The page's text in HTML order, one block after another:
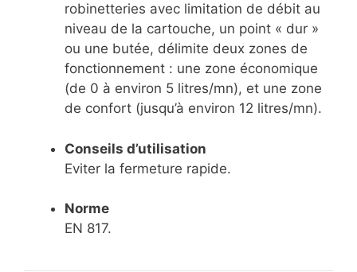
robinetteries avec limitation de débit au
niveau de la cartouche, un point « dur »
ou une butée, délimite deux zones de
fonctionnement : une zone économique
(de 0 à environ 5 litres/mn), et une zone
de confort (jusqu’à environ 12 litres/mn).
Conseils d’utilisation
Eviter la fermeture rapide.
Norme
EN 817.